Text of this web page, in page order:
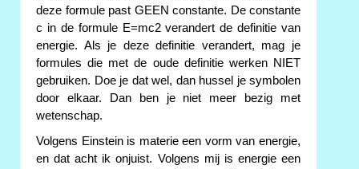
deze formule past GEEN constante. De constante
c in de formule E=mc2 verandert de definitie van
energie. Als je deze definitie verandert, mag je
formules die met de oude definitie werken NIET
gebruiken. Doe je dat wel, dan hussel je symbolen
door elkaar. Dan ben je niet meer bezig met
wetenschap.
Volgens Einstein is materie een vorm van energie,
en dat acht ik onjuist. Volgens mij is energie een